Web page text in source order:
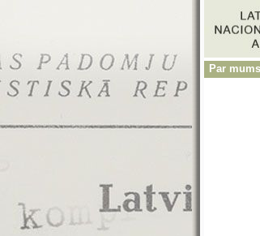
Par mums